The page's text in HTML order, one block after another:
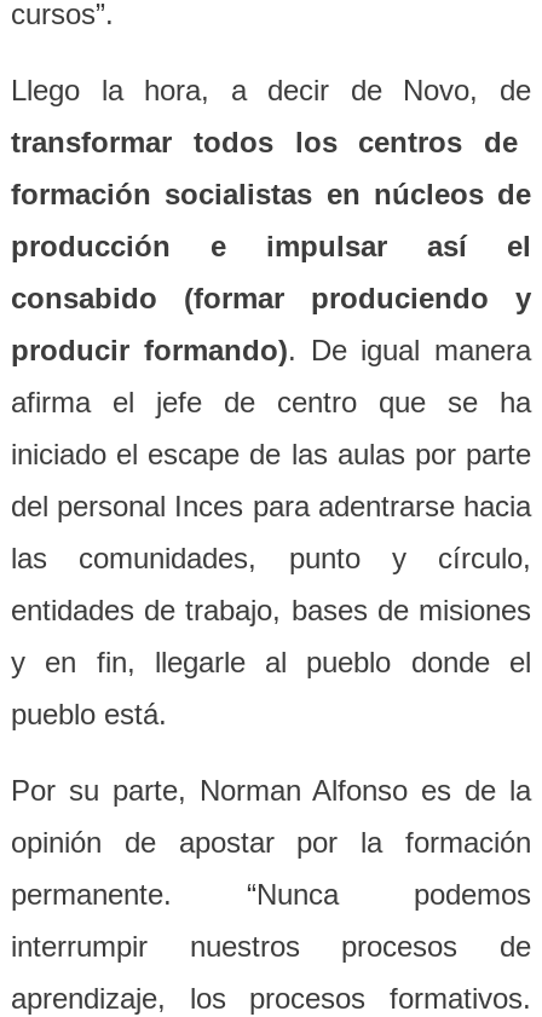
cursos”.
Llego la hora, a decir de Novo, de
transformar todos los centros de
formación socialistas en núcleos de
producción e impulsar así el
consabido (formar produciendo y
producir formando). De igual manera
afirma el jefe de centro que se ha
iniciado el escape de las aulas por parte
del personal Inces para adentrarse hacia
las comunidades, punto y círculo,
entidades de trabajo, bases de misiones
y en fin, llegarle al pueblo donde el
pueblo está.
Por su parte, Norman Alfonso es de la
opinión de apostar por la formación
permanente. “Nunca podemos
interrumpir nuestros procesos de
aprendizaje, los procesos formativos.